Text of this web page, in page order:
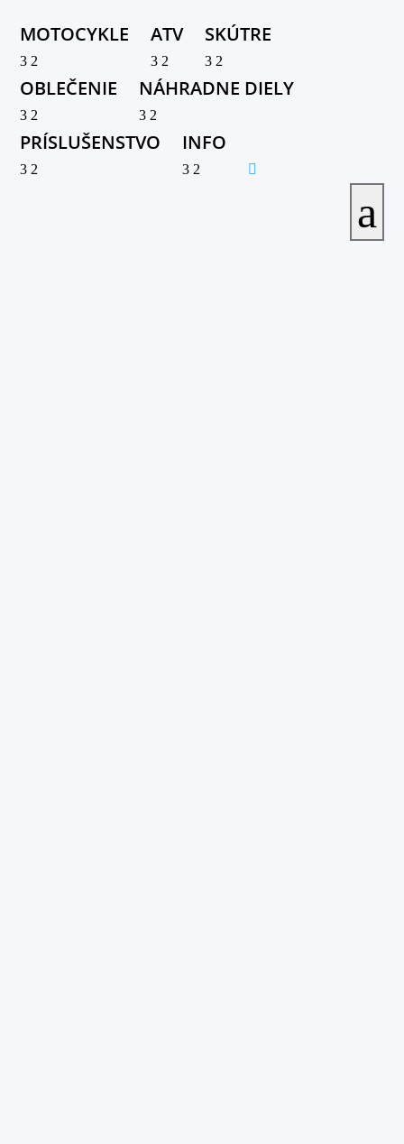
MOTOCYKLE
3 2
ATV
3 2
SKÚTRE
3 2
OBLEČENIE
3 2
NÁHRADNE DIELY
3 2
PRÍSLUŠENSTVO
3 2
INFO
3 2 
a